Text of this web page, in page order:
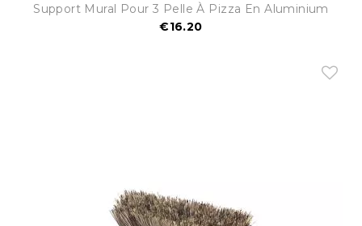
Support Mural Pour 3 Pelle À Pizza En Aluminium
€16.20